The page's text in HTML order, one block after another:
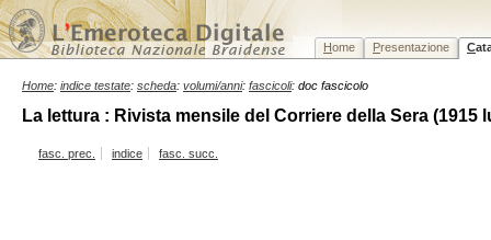
Home Presentazione C
Home: indice testate: scheda: volumi/anni: fascicoli: doc fascicolo
La lettura : Rivista mensile del Corriere della Sera (1915
fasc. prec. indice fasc. succ.